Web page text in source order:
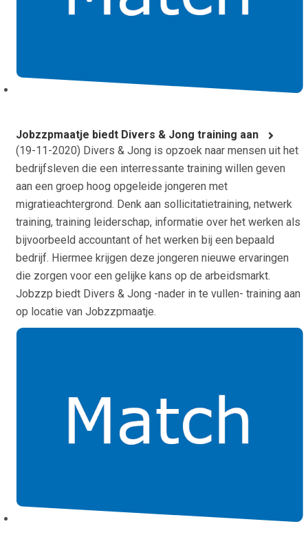
Jobzzpmaatje biedt Divers & Jong training aan
(19-11-2020) Divers & Jong is opzoek naar mensen uit het
bedrijfsleven die een interressante training willen geven
aan een groep hoog opgeleide jongeren met
migratieachtergrond. Denk aan sollicitatietraining, netwerk
training, training leiderschap, informatie over het werken als
bijvoorbeeld accountant of het werken bij een bepaald
bedrijf. Hiermee krijgen deze jongeren nieuwe ervaringen
die zorgen voor een gelijke kans op de arbeidsmarkt.
Jobzzp biedt Divers & Jong -nader in te vullen- training aan
op locatie van Jobzzpmaatje.